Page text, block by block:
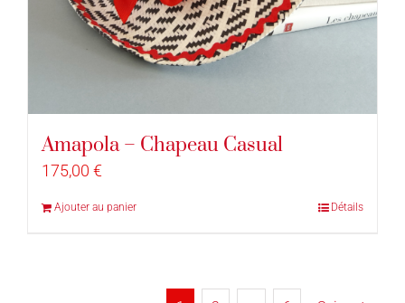
Amapola – Chapeau Casual
175,00 €
Ajouter au panier Détails